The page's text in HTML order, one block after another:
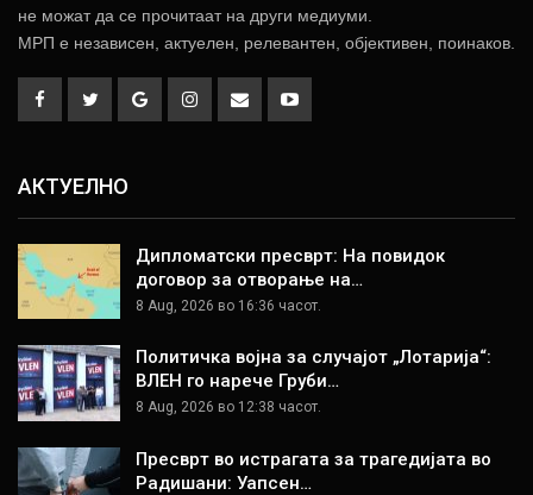
не можат да се прочитаат на други медиуми.
МРП е независен, актуелен, релевантен, објективен, поинаков.
АКТУЕЛНО
Дипломатски пресврт: На повидок
договор за отворање на…
8 Aug, 2026 во 16:36 часот.
Политичка војна за случајот „Лотарија“:
ВЛЕН го нарече Груби…
8 Aug, 2026 во 12:38 часот.
Пресврт во истрагата за трагедијата во
Радишани: Уапсен…